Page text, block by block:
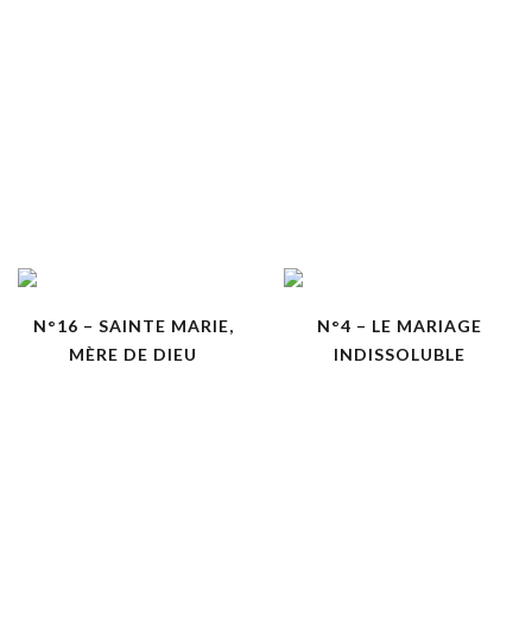
N°16 – SAINTE MARIE,
MÈRE DE DIEU
N°4 – LE MARIAGE
INDISSOLUBLE